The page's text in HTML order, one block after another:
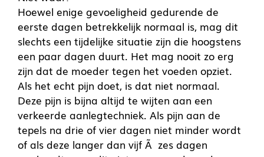
Hoewel enige gevoeligheid gedurende de
eerste dagen betrekkelijk normaal is, mag dit
slechts een tijdelijke situatie zijn die hoogstens
een paar dagen duurt. Het mag nooit zo erg
zijn dat de moeder tegen het voeden opziet.
Als het echt pijn doet, is dat niet normaal.
Deze pijn is bijna altijd te wijten aan een
verkeerde aanlegtechniek. Als pijn aan de
tepels na drie of vier dagen niet minder wordt
of als deze langer dan vijf Ã zes dagen